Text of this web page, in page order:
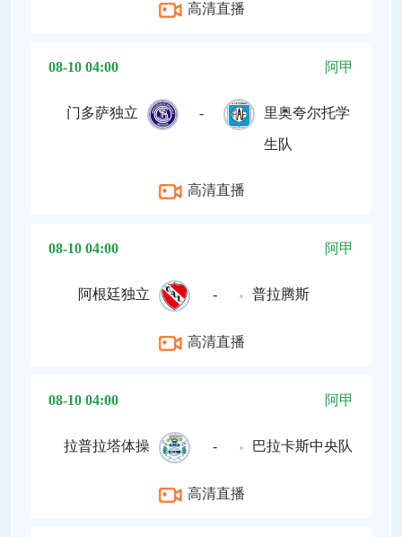
高清直播
08-10 04:00 阿甲
门多萨独立 - 里奥夸尔托学
生队
高清直播
08-10 04:00 阿甲
阿根廷独立 - 普拉腾斯
高清直播
08-10 04:00 阿甲
拉普拉塔体操 - 巴拉卡斯中央队
高清直播